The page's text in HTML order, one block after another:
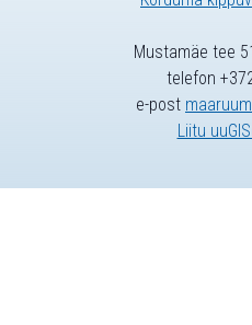
Mustamäe tee
telefon
e-post
Liitu